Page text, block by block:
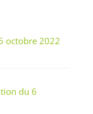
octobre 2022
du 6